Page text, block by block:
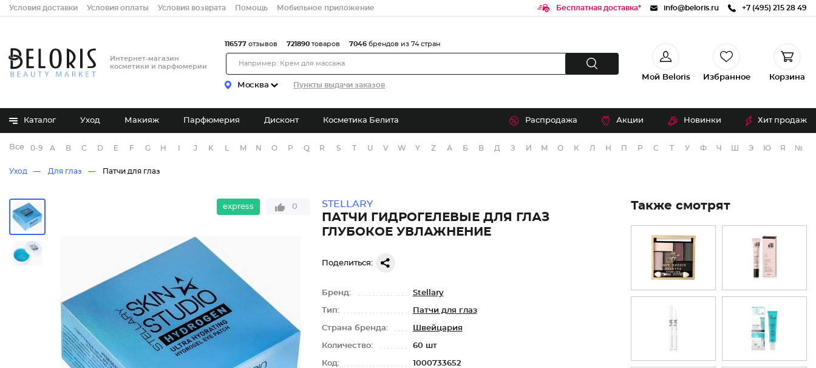
Условия доставки Условия оплаты Условия возврата Помощь Мобильное приложение Бесплатная доставка* info@beloris.ru +7 (495) 215 28 49
Интернет-магазин
косметики и парфюмерии
Москва Пункты выдачи заказов
116577 отзывов 721890 товаров 7046 брендов из 74 стран
Мой Beloris Избранное Корзина
Каталог Уход Макияж Парфюмерия Дисконт Косметика Белита Распродажа Акции Новинки Хит продаж
Все бренды
0-9 A B C D E F G H J K M N O P Q R S T U V W Y Z А Б В Д З И М О К Л Н П Р С Т У Ф Ч Э Ю Я №
Уход Для глаз Патчи для глаз
express 0 STELLARY
ПАТЧИ ГИДРОГЕЛЕВЫЕ ДЛЯ ГЛАЗ
ГЛУБОКОЕ УВЛАЖНЕНИЕ
Поделиться:
Бренд: Stellary
Тип: Патчи для глаз
Страна бренда: Швейцария
Количество: 60 шт
Код: 1000733652
Также смотрят